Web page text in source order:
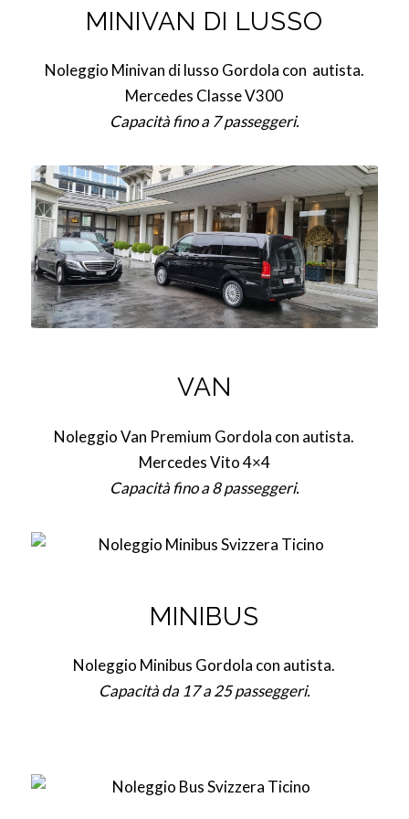
MINIVAN DI LUSSO
Noleggio Minivan di lusso Gordola con autista.
Mercedes Classe V300
Capacità fino a 7 passeggeri.
VAN
Noleggio Van Premium Gordola con autista.
Mercedes Vito 4×4
Capacità fino a 8 passeggeri.
MINIBUS
Noleggio Minibus Gordola con autista.
Capacità da 17 a 25 passeggeri.